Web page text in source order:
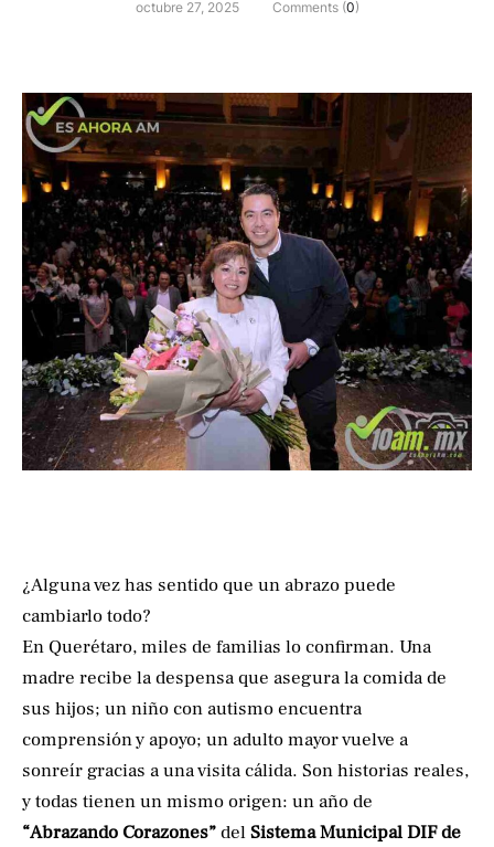
octubre 27, 2025 Comments (0)
¿Alguna vez has sentido que un abrazo puede
cambiarlo todo?
En Querétaro, miles de familias lo confirman. Una
madre recibe la despensa que asegura la comida de
sus hijos; un niño con autismo encuentra
comprensión y apoyo; un adulto mayor vuelve a
sonreír gracias a una visita cálida. Son historias reales,
y todas tienen un mismo origen: un año de
“Abrazando Corazones”delSistema Municipal DIF de